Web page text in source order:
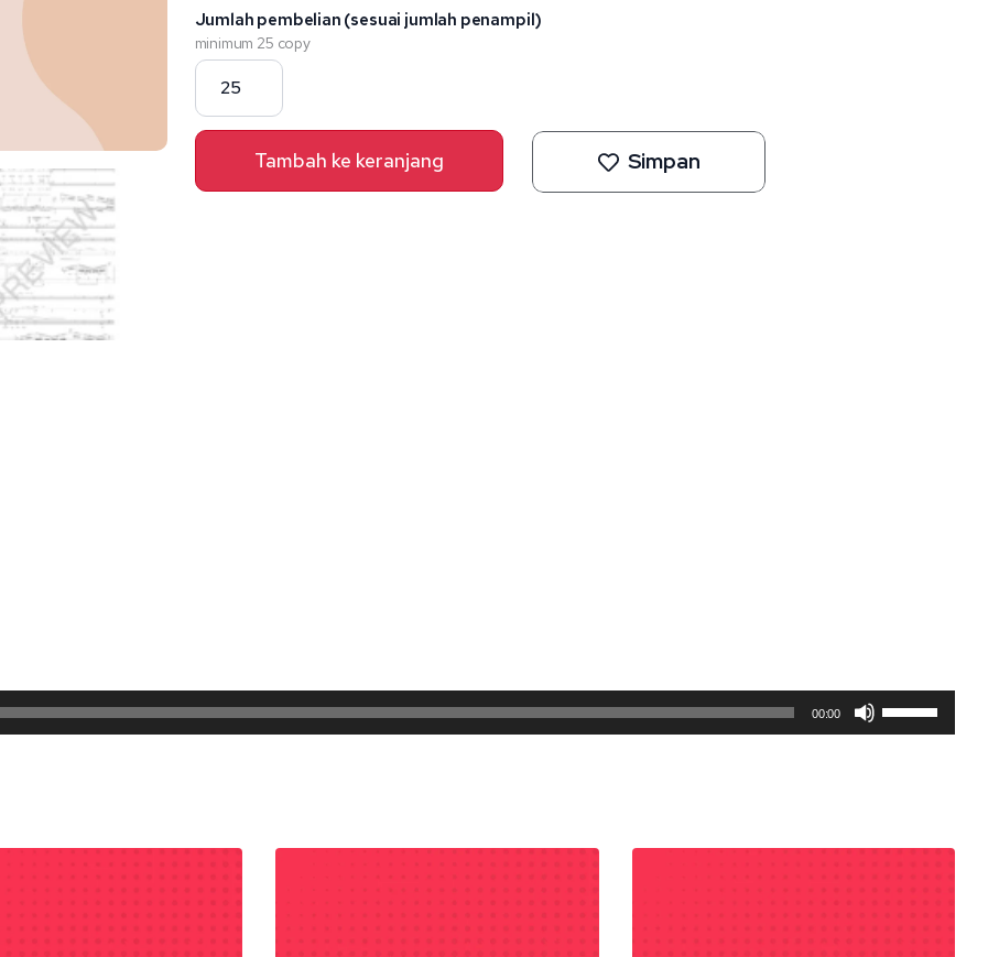
Jumlah pembelian (sesuai jumlah penampil)
minimum 25 copy
Kuantitas
Colors
in
Sky
Tambah ke keranjang Simpan
00:00
Anak
menaikkan